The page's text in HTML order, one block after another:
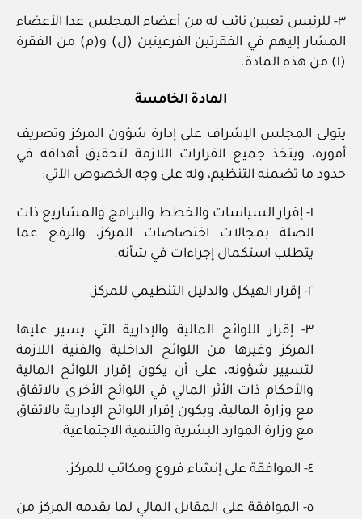
٣‏- للرئيس تعيين نائب له من أعضاء المجلس عدا الأعضاء
المشار إليهم في الفقرتين الفرعيتين (ل) و(م) من الفقرة
(١) من هذه المادة.
المادة الخامسة
يتولى المجلس الإشراف على إدارة شؤون المركز وتصريف
أموره، ويتخذ جميع القرارات اللازمة لتحقيق أهدافه في
حدود ما تضمنه التنظيم، وله على وجه الخصوص الآتي:
١‏- إقرار السياسات والخطط والبرامج والمشاريع ذات
الصلة بمجالات اختصاصات المركز، والرفع عما
يتطلب استكمال إجراءات في شأنه.
٢‏- إقرار الهيكل والدليل التنظيمي للمركز.
٣‏- إقرار اللوائح المالية والإدارية التي يسير عليها
المركز وغيرها من اللوائح الداخلية والفنية اللازمة
لتسيير شؤونه، على أن يكون إقرار اللوائح المالية
والأحكام ذات الأثر المالي في اللوائح الأخرى بالاتفاق
مع وزارة المالية، ويكون إقرار اللوائح الإدارية بالاتفاق
مع وزارة الموارد البشرية والتنمية الاجتماعية.
٤‏- الموافقة على إنشاء فروع ومكاتب للمركز.
٥‏- الموافقة على المقابل المالي لما يقدمه المركز من